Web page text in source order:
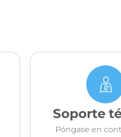
Soporte
Póngase en